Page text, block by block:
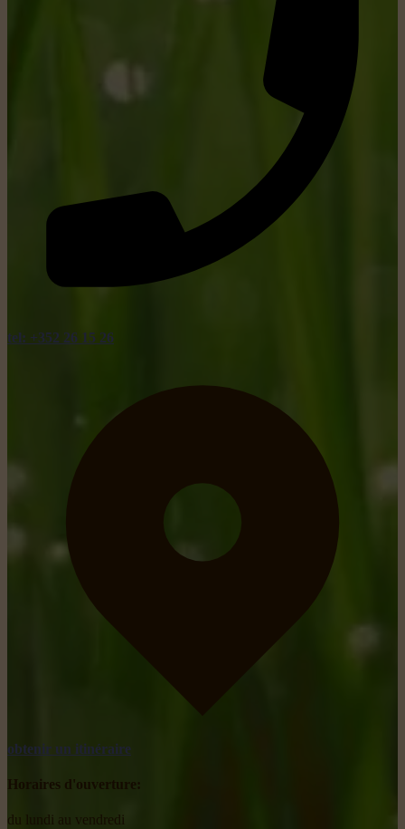
tel: +352 26 15 26
obtenir un itinéraire
Horaires d'ouverture:
du lundi au vendredi